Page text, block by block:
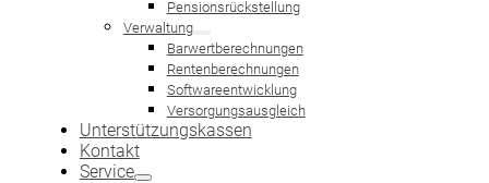
Pensionsrückstellung
Verwaltung
Barwertberechnungen
Rentenberechnungen
Softwareentwicklung
Versorgungsausgleich
Unterstützungskassen
Kontakt
Service
Sie studieren Wirtschaftsmathematik / Mathematik /
Wirtschaftsmathematik?
Dann freuen wir uns auf Ihre Bewerbung …
BEWERBUNG SENDEN